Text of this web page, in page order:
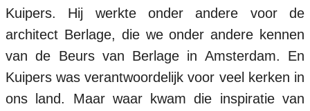
Kuipers. Hij werkte onder andere voor de
architect Berlage, die we onder andere kennen
van de Beurs van Berlage in Amsterdam. En
Kuipers was verantwoordelijk voor veel kerken in
ons land. Maar waar kwam die inspiratie van